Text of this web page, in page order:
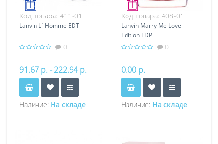
Код товара: 411-01
Lanvin L`Homme EDT
0
91.67 р. - 222.94 р.
Наличие: На складе
Код товара: 408-01
Lanvin Marry Me Love
Edition EDP
0
0.00 р.
Наличие: На складе